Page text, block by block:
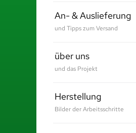
An- & Auslieferung
und Tipps zum Versand
über uns
und das Projekt
Herstellung
Bilder der Arbeitsschritte